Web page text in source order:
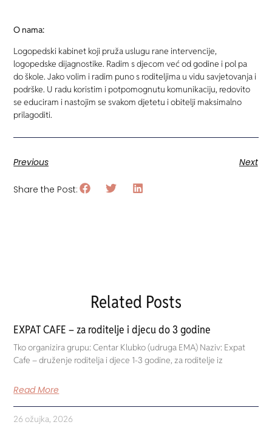
O nama:
Logopedski kabinet koji pruža uslugu rane intervencije,
logopedske dijagnostike. Radim s djecom već od godine i pol pa
do škole. Jako volim i radim puno s roditeljima u vidu savjetovanja i
podrške. U radu koristim i potpomognutu komunikaciju, redovito
se educiram i nastojim se svakom djetetu i obitelji maksimalno
prilagoditi.
Previous Next
Share the Post:
Related Posts
EXPAT CAFE – za roditelje i djecu do 3 godine
Tko organizira grupu: Centar Klubko (udruga EMA) Naziv: Expat
Cafe – druženje roditelja i djece 1-3 godine, za roditelje iz
Read More
26 ožujka, 2026